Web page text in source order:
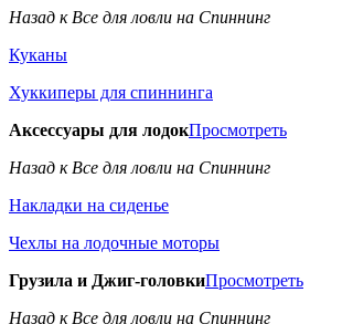
Назад к Все для ловли на Спиннинг
Куканы
Хуккиперы для спиннинга
Аксессуары для лодокПросмотреть
Назад к Все для ловли на Спиннинг
Накладки на сиденье
Чехлы на лодочные моторы
Грузила и Джиг-головкиПросмотреть
Назад к Все для ловли на Спиннинг